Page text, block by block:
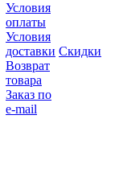
Условия
оплаты
Условия
доставки
Возврат
товара
Заказ по
e-mail
Скидки